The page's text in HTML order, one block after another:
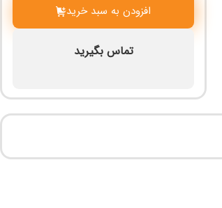
افزودن به سبد خرید
تماس بگیرید